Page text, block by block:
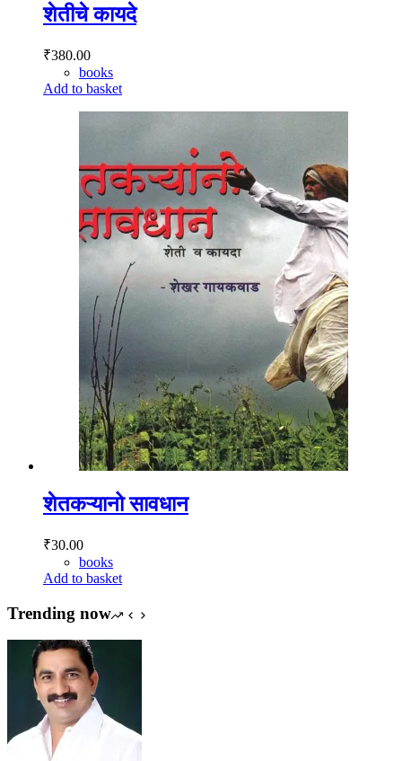
शेतीचे कायदे
₹380.00
books
Add to basket
शेतकऱ्यानो सावधान
₹30.00
books
Add to basket
Trending now